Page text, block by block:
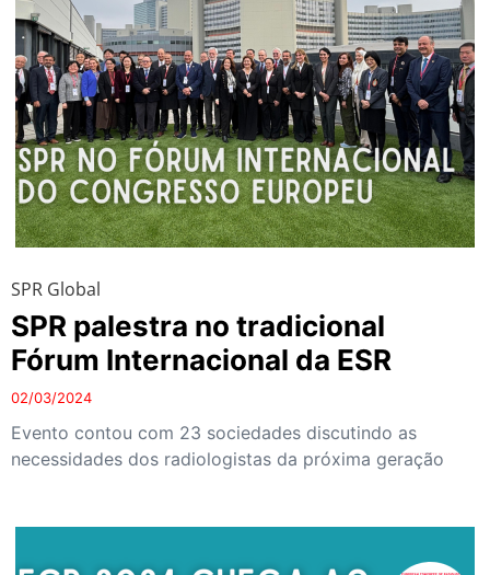
SPR Global
SPR palestra no tradicional
Fórum Internacional da ESR
02/03/2024
Evento contou com 23 sociedades discutindo as
necessidades dos radiologistas da próxima geração